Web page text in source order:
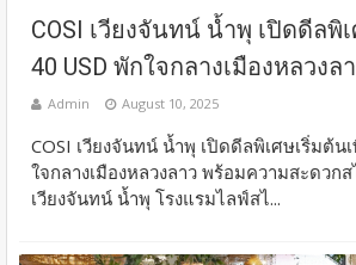
COSI เวียงจันทน์ น้ำพุ เปิดดีลพิ
40 USD พักใจกลางเมืองหลวงล
Admin August 10, 2025
COSI เวียงจันทน์ น้ำพุ เปิดดีลพิเศษเริ่มต้น
ใจกลางเมืองหลวงลาว พร้อมความสะดวก
เวียงจันทน์ น้ำพุ โรงแรมไลฟ์สไ...